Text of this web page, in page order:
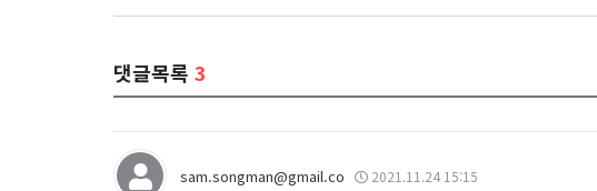
댓글목록 3
sam.songman@gmail.co 2021.11.24 15:15